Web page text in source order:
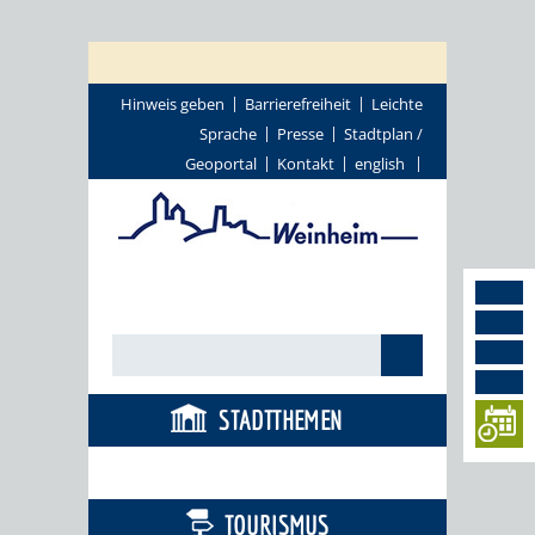
Hinweis geben Barrierefreiheit
Leichte
Sprache
Presse
Stadtplan /
Geoportal
Kontakt english
STADTTHEMEN
TOURISMUS